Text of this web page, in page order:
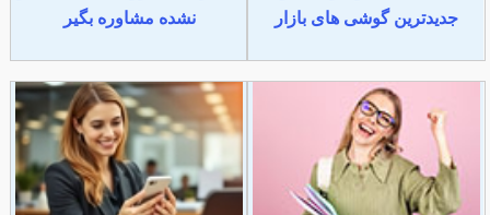
جدیدترین گوشی های بازار
نشده مشاوره بگیر